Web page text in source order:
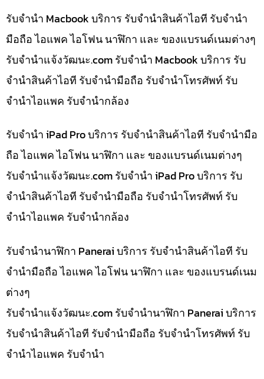
รับจำนำ Macbook บริการ รับจำนำสินค้าไอที รับจำนำ
มือถือ ไอแพค ไอโฟน นาฬิกา และ ของแบรนด์เนมต่างๆ
รับจํานําแจ้งวัฒนะ.com รับจำนำ Macbook บริการ รับ
จำนำสินค้าไอที รับจำนำมือถือ รับจำนำโทรศัพท์ รับ
จำนำไอแพค รับจำนำกล้อง
รับจำนำ iPad Pro บริการ รับจำนำสินค้าไอที รับจำนำมือ
ถือ ไอแพค ไอโฟน นาฬิกา และ ของแบรนด์เนมต่างๆ
รับจํานําแจ้งวัฒนะ.com รับจำนำ iPad Pro บริการ รับ
จำนำสินค้าไอที รับจำนำมือถือ รับจำนำโทรศัพท์ รับ
จำนำไอแพค รับจำนำกล้อง
รับจำนำนาฬิกา Panerai บริการ รับจำนำสินค้าไอที รับ
จำนำมือถือ ไอแพค ไอโฟน นาฬิกา และ ของแบรนด์เนม
ต่างๆ
รับจํานําแจ้งวัฒนะ.com รับจำนำนาฬิกา Panerai บริการ
รับจำนำสินค้าไอที รับจำนำมือถือ รับจำนำโทรศัพท์ รับ
จำนำไอแพค รับจำนำ